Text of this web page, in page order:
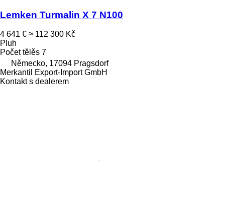
Lemken Turmalin X 7 N100
4 641 € ≈ 112 300 Kč
Pluh
Počet tělěs 7
Německo, 17094 Pragsdorf
Merkantil Export-Import GmbH
Kontakt s dealerem